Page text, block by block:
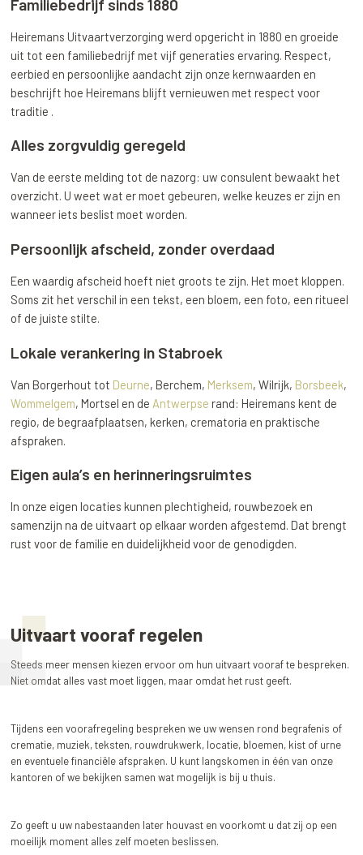
Heiremans Uitvaartverzorging werd opgericht in 1880 en groeide
uit tot een familiebedrijf met vijf generaties ervaring. Respect,
eerbied en persoonlijke aandacht zijn onze kernwaarden en
beschrijft hoe Heiremans blijft vernieuwen met respect voor
traditie .
Alles zorgvuldig geregeld
Van de eerste melding tot de nazorg: uw consulent bewaakt het
overzicht. U weet wat er moet gebeuren, welke keuzes er zijn en
wanneer iets beslist moet worden.
Persoonlijk afscheid, zonder overdaad
Een waardig afscheid hoeft niet groots te zijn. Het moet kloppen.
Soms zit het verschil in een tekst, een bloem, een foto, een ritueel
of de juiste stilte.
Lokale verankering in Stabroek
Van Borgerhout tot Deurne, Berchem, Merksem, Wilrijk, Borsbeek,
Wommelgem, Mortsel en de Antwerpse rand: Heiremans kent de
regio, de begraafplaatsen, kerken, crematoria en praktische
afspraken.
Eigen aula’s en herinneringsruimtes
In onze eigen locaties kunnen plechtigheid, rouwbezoek en
samenzijn na de uitvaart op elkaar worden afgestemd. Dat brengt
rust voor de familie en duidelijkheid voor de genodigden.
Uitvaart vooraf regelen
Steeds meer mensen kiezen ervoor om hun uitvaart vooraf te bespreken.
Niet omdat alles vast moet liggen, maar omdat het rust geeft.
Tijdens een voorafregeling bespreken we uw wensen rond begrafenis of
crematie, muziek, teksten, rouwdrukwerk, locatie, bloemen, kist of urne
en eventuele financiële afspraken. U kunt langskomen in één van onze
kantoren of we bekijken samen wat mogelijk is bij u thuis.
Zo geeft u uw nabestaanden later houvast en voorkomt u dat zij op een
moeilijk moment alles zelf moeten beslissen.